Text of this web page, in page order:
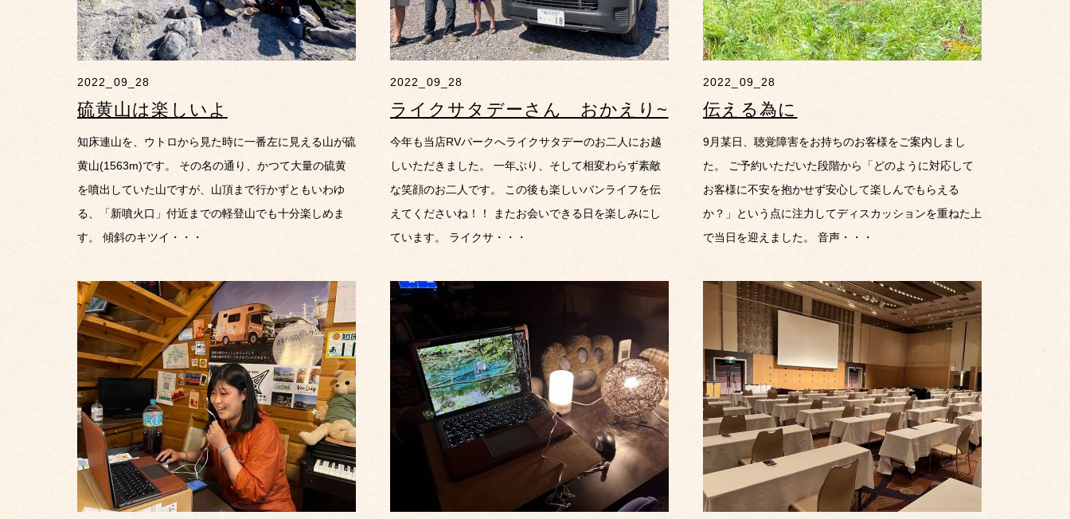
2022_09_28
硫黄山は楽しいよ
知床連山を、ウトロから見た時に一番左に見える山が硫
黄山(1563m)です。 その名の通り、かつて大量の硫黄
を噴出していた山ですが、山頂まで行かずともいわゆ
る、「新噴火口」付近までの軽登山でも十分楽しめま
す。 傾斜のキツイ・・・
2022_09_28
ライクサタデーさん おかえり~
今年も当店RVパークへライクサタデーのお二人にお越
しいただきました。 一年ぶり、そして相変わらず素敵
な笑顔のお二人です。 この後も楽しいバンライフを伝
えてくださいね！！ またお会いできる日を楽しみにし
ています。 ライクサ・・・
2022_09_28
伝える為に
9月某日、聴覚障害をお持ちのお客様をご案内しまし
た。 ご予約いただいた段階から「どのように対応して
お客様に不安を抱かせず安心して楽しんでもらえる
か？」という点に注力してディスカッションを重ねた上
で当日を迎えました。 音声・・・